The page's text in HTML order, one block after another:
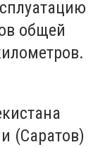
общей
(Саратов)